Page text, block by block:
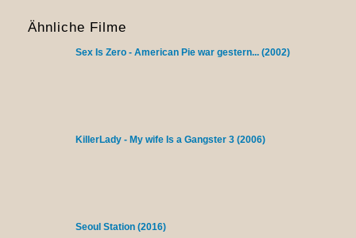
Ähnliche Filme
Sex Is Zero - American Pie war gestern... (2002)
KillerLady - My wife Is a Gangster 3 (2006)
Seoul Station (2016)